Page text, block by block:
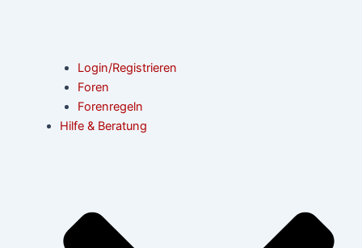
Login/Registrieren
Foren
Forenregeln
Hilfe & Beratung